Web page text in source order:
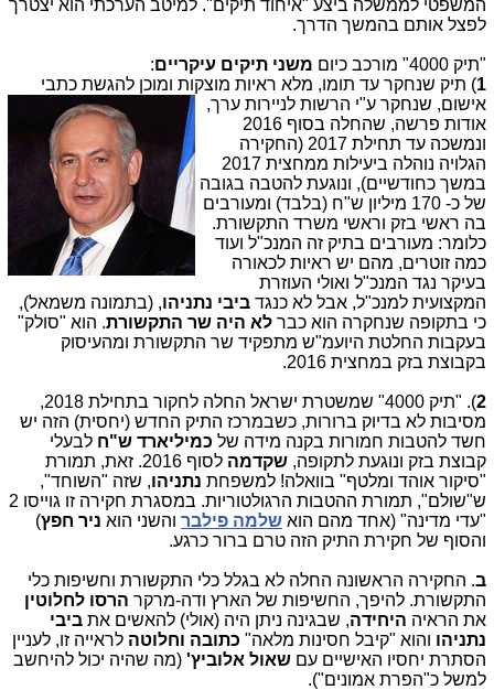
המשפטי לממשלה ביצע "איחוד תיקים". למיטב הערכתי הוא יצטרך
לפצל אותם בהמשך הדרך.
"תיק 4000" מורכב כיום משני תיקים עיקריים:
1) תיק שנחקר עד תומו, מלא ראיות מוצקות ומוכן להגשת כתבי
אישום, שנחקר ע"י הרשות לניירות ערך,
אודות פרשה, שהחלה בסוף 2016
ונמשכה עד תחילת 2017 (החקירה
הגלויה נוהלה ביעילות ממחצית 2017
במשך כחודשיים), ונוגעת להטבה בגובה
של כ- 170 מיליון ש"ח (בלבד) ומעורבים
בה ראשי בזק וראשי משרד התקשורת.
כלומר: מעורבים בתיק זה המנכ"ל ועוד
כמה זוטרים, מהם יש ראיות לכאורה
בעיקר נגד המנכ"ל ואולי העוזרת
המקצועית למנכ"ל, אבל לא כנגד ביבי נתניהו, (בתמונה משמאל),
כי בתקופה שנחקרה הוא כבר לא היה שר התקשורת. הוא "סולק"
בעקבות החלטת היועמ"ש מתפקיד שר התקשורת ומהעיסוק
בקבוצת בזק במחצית 2016.
2
). "תיק 4000" שמשטרת ישראל החלה לחקור בתחילת 2018,
מסיבות לא בדיוק ברורות, כשבמרכז התיק החדש (יחסית) הזה יש
חשד להטבות חמורות בקנה מידה של כמיליארד ש"ח לבעלי
קבוצת בזק ונוגעת לתקופה, שקדמה
לסוף 2016. זאת, תמורת
"סיקור אוהד ומלטף" בוואלה! למשפחת נתניהו, שזה "השוחד",
ש"שולם", תמורת ההטבות הרגולטוריות. במסגרת חקירה זו גוייסו 2
"עדי מדינה" (אחד מהם הוא שלמה פילבר והשני הוא ניר חפץ)
והסוף של חקירת התיק הזה טרם ברור כרגע.
ב. החקירה הראשונה החלה לא בגלל כלי התקשורת וחשיפות כלי
התקשורת. להיפך, החשיפות של הארץ ודה-מרקר הרסו לחלוטין
את הראיה היחידה, שבגינה ניתן היה (אולי) להאשים את ביבי
נתניהו והוא "קיבל חסינות מלאה" כתובה וחלוטה לראייה זו, לעניין
הסתרת יחסיו האישיים עם שאול אלוביץ' (מה שהיה יכול להיחשב
למשל כ"הפרת אמונים").